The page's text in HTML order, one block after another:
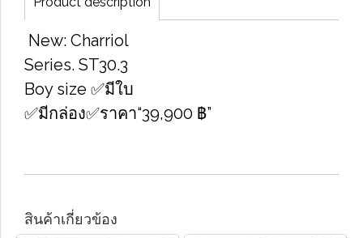
New: Charriol
Series. ST30.3
Boy size ✅มีใบ
✅มีกล่อง✅ราคา“39,900 ฿”
สินค้าเกี่ยวข้อง